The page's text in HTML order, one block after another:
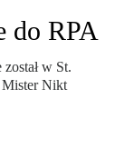
do RPA
w St.
Mister Nikt